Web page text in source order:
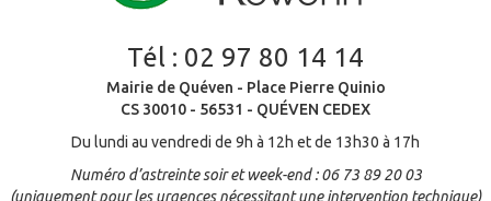
Tél : 02 97 80 14 14
Mairie de Quéven - Place Pierre Quinio
CS 30010 - 56531 - QUÉVEN CEDEX
Du lundi au vendredi de 9h à 12h et de 13h30 à 17h
Numéro d’astreinte soir et week-end : 06 73 89 20 03
(uniquement pour les urgences nécessitant une intervention technique)